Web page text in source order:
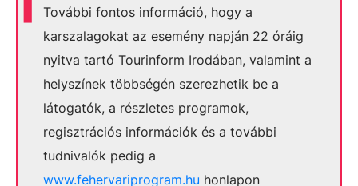
További fontos információ, hogy a
karszalagokat az esemény napján 22 óráig
nyitva tartó Tourinform Irodában, valamint a
helyszínek többségén szerezhetik be a
látogatók, a részletes programok,
regisztrációs információk és a további
tudnivalók pedig a
www.fehervariprogram.hu honlapon